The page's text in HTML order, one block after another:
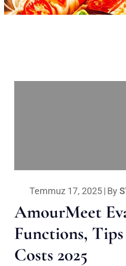
Temmuz 17, 2025| By
AmourMeet
Functions,
Costs 2025